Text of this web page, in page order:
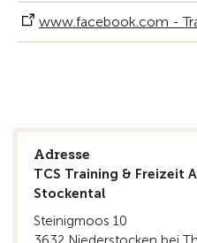
www.facebook.com -
Adresse
TCS Training & Freizeit
Stockental
Steinigmoos 10